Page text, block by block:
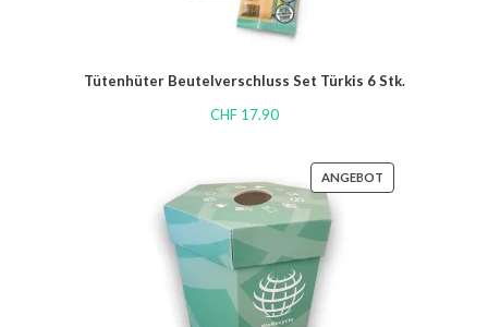
Tütenhüter Beutelverschluss Set Türkis 6 Stk.
CHF17.90
ANGEBOT